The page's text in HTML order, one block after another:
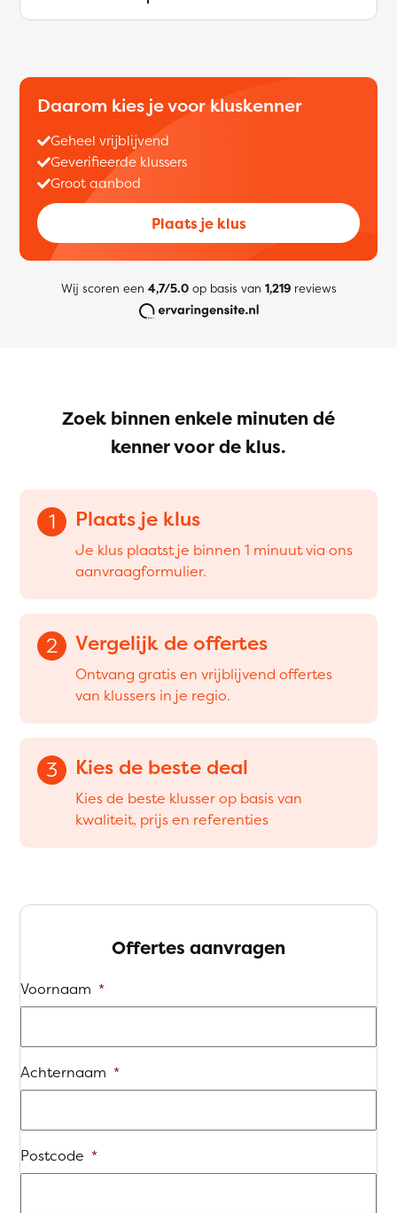
Daarom kies je voor kluskenner
Geheel vrijblijvend
Geverifieerde klussers
Groot aanbod
Plaats je klus
Wij scoren een 4,7/5.0op basis van 1,219reviews
Zoek binnen enkele minuten dé
kenner voor de klus.
1 Plaats je klus
Je klus plaatst je binnen 1 minuut via ons
aanvraagformulier.
2 Vergelijk de offertes
Ontvang gratis en vrijblijvend offertes
van klussers in je regio.
3 Kies de beste deal
Kies de beste klusser op basis van
kwaliteit, prijs en referenties
Offertes aanvragen
Voornaam *
Achternaam *
Postcode *